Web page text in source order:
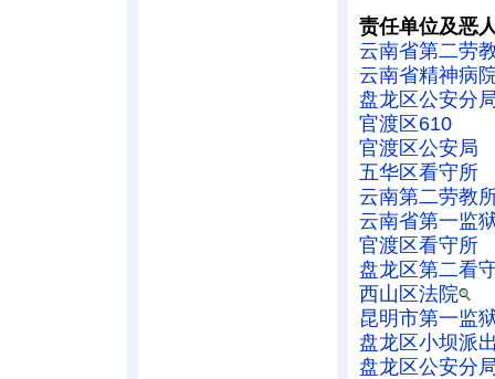
责任单位及恶
云南省第二劳
云南省精神病
盘龙区公安分
官渡区610
官渡区公安局
五华区看守所
云南第二劳教
云南省第一监
官渡区看守所
盘龙区第二看
西山区法院
昆明市第一监
盘龙区小坝派
盘龙区公安分